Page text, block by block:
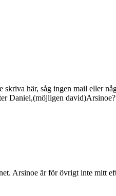
skriva här, såg ingen mail eller
Daniel,(möjligen
Arsinoe är för övrigt inte mitt